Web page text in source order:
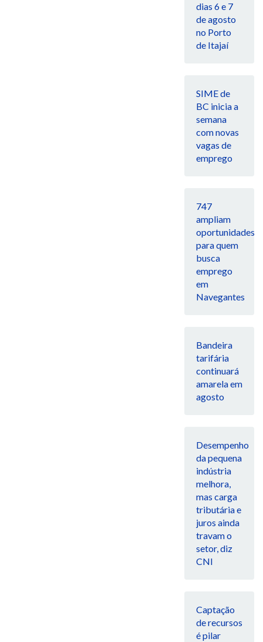
dias 6 e 7
de agosto
no Porto
de Itajaí
SIME de
BC inicia a
semana
com novas
vagas de
emprego
747
ampliam
oportunidades
para quem
busca
emprego
em
Navegantes
Bandeira
tarifária
continuará
amarela em
agosto
Desempenho
da pequena
indústria
melhora,
mas carga
tributária e
juros ainda
travam o
setor, diz
CNI
Captação
de recursos
é pilar